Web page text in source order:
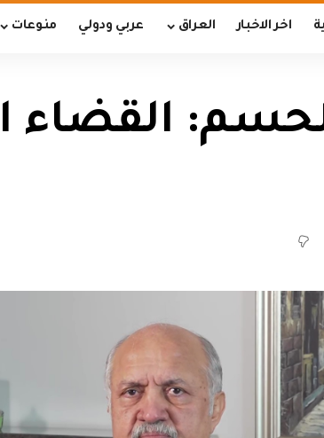
اخر الاخبار العراق عربي ودولي منوعات
القضاء